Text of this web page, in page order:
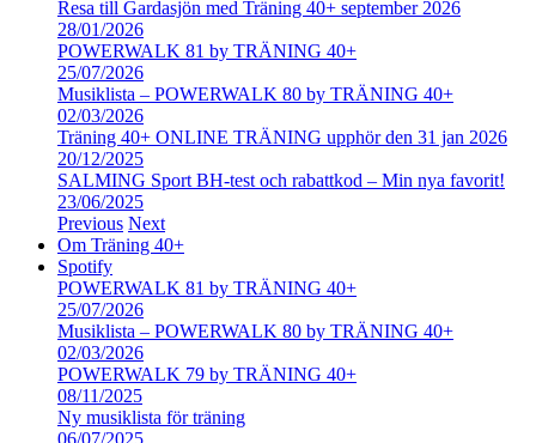
Resa till Gardasjön med Träning 40+ september 2026
28/01/2026
POWERWALK 81 by TRÄNING 40+
25/07/2026
Musiklista – POWERWALK 80 by TRÄNING 40+
02/03/2026
Träning 40+ ONLINE TRÄNING upphör den 31 jan 2026
20/12/2025
SALMING Sport BH-test och rabattkod – Min nya favorit!
23/06/2025
Previous Next
Om Träning 40+
Spotify
POWERWALK 81 by TRÄNING 40+
25/07/2026
Musiklista – POWERWALK 80 by TRÄNING 40+
02/03/2026
POWERWALK 79 by TRÄNING 40+
08/11/2025
Ny musiklista för träning
06/07/2025